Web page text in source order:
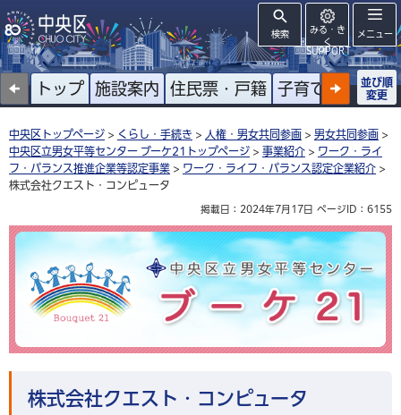
検索
みる・き
く
SUPPORT
メニュー
トップ 施設案内 住民票・戸籍 子育て 高齢者
並び順
変更
中央区トップページ > くらし・手続き > 人権・男女共同参画 > 男女共同参画 >
中央区立男女平等センター ブーケ21トップページ > 事業紹介 > ワーク・ライ
フ・バランス推進企業等認定事業 > ワーク・ライフ・バランス認定企業紹介 >
株式会社クエスト・コンピュータ
掲載日：2024年7月17日 ページID：6155
株式会社クエスト・コンピュータ